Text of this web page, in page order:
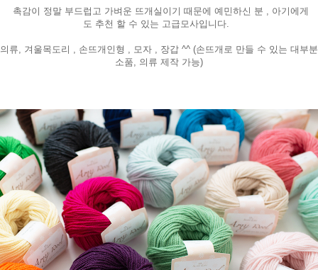
촉감이 정말 부드럽고 가벼운 뜨개실이기 때문에 예민하신 분 , 아기에게
도 추천 할 수 있는 고급모사입니다.
의류, 겨울목도리 , 손뜨개인형 , 모자 , 장갑 ^^ (손뜨개로 만들 수 있는 대부분
소품, 의류 제작 가능)